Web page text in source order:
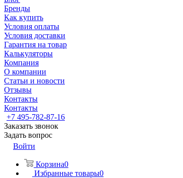
Бренды
Как купить
Условия оплаты
Условия доставки
Гарантия на товар
Калькуляторы
Компания
О компании
Статьи и новости
Отзывы
Контакты
Контакты
+7 495-782-87-16
Заказать звонок
Задать вопрос
Войти
Корзина0
Избранные товары0